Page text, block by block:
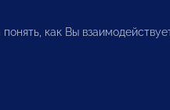
как Вы